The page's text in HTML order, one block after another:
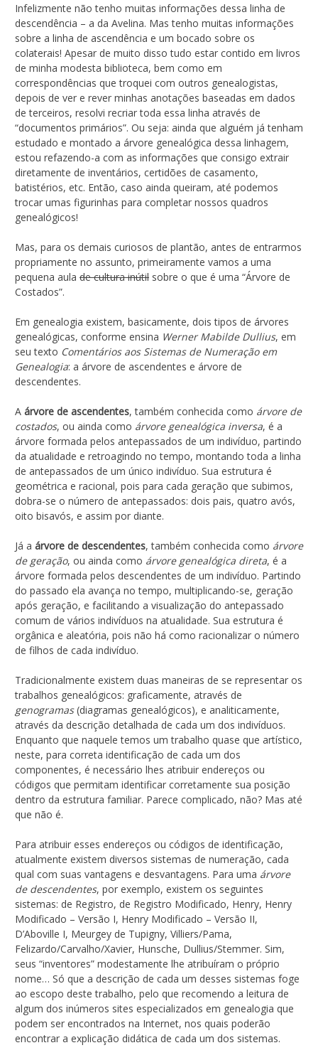
Infelizmente não tenho muitas informações dessa linha de
descendência – a da Avelina. Mas tenho muitas informações
sobre a linha de ascendência e um bocado sobre os
colaterais! Apesar de muito disso tudo estar contido em livros
de minha modesta biblioteca, bem como em
correspondências que troquei com outros genealogistas,
depois de ver e rever minhas anotações baseadas em dados
de terceiros, resolvi recriar toda essa linha através de
“documentos primários”. Ou seja: ainda que alguém já tenham
estudado e montado a árvore genealógica dessa linhagem,
estou refazendo-a com as informações que consigo extrair
diretamente de inventários, certidões de casamento,
batistérios, etc. Então, caso ainda queiram, até podemos
trocar umas figurinhas para completar nossos quadros
genealógicos!
Mas, para os demais curiosos de plantão, antes de entrarmos
propriamente no assunto, primeiramente vamos a uma
pequena aula de cultura inútil sobre o que é uma “Árvore de
Costados”.
Em genealogia existem, basicamente, dois tipos de árvores
genealógicas, conforme ensina Werner Mabilde Dullius, em
seu texto Comentários aos Sistemas de Numeração em
Genealogia: a árvore de ascendentes e árvore de
descendentes.
A árvore de ascendentes, também conhecida como árvore de
costados, ou ainda como árvore genealógica inversa, é a
árvore formada pelos antepassados de um indivíduo, partindo
da atualidade e retroagindo no tempo, montando toda a linha
de antepassados de um único indivíduo. Sua estrutura é
geométrica e racional, pois para cada geração que subimos,
dobra-se o número de antepassados: dois pais, quatro avós,
oito bisavós, e assim por diante.
Já a árvore de descendentes, também conhecida como árvore
de geração, ou ainda como árvore genealógica direta, é a
árvore formada pelos descendentes de um indivíduo. Partindo
do passado ela avança no tempo, multiplicando-se, geração
após geração, e facilitando a visualização do antepassado
comum de vários indivíduos na atualidade. Sua estrutura é
orgânica e aleatória, pois não há como racionalizar o número
de filhos de cada indivíduo.
Tradicionalmente existem duas maneiras de se representar os
trabalhos genealógicos: graficamente, através de
genogramas(diagramas genealógicos), e analiticamente,
através da descrição detalhada de cada um dos indivíduos.
Enquanto que naquele temos um trabalho quase que artístico,
neste, para correta identificação de cada um dos
componentes, é necessário lhes atribuir endereços ou
códigos que permitam identificar corretamente sua posição
dentro da estrutura familiar. Parece complicado, não? Mas até
que não é.
Para atribuir esses endereços ou códigos de identificação,
atualmente existem diversos sistemas de numeração, cada
qual com suas vantagens e desvantagens. Para uma árvore
de descendentes, por exemplo, existem os seguintes
sistemas: de Registro, de Registro Modificado, Henry, Henry
Modificado – Versão I, Henry Modificado – Versão II,
D’Aboville I, Meurgey de Tupigny, Villiers/Pama,
Felizardo/Carvalho/Xavier, Hunsche, Dullius/Stemmer. Sim,
seus “inventores” modestamente lhe atribuíram o próprio
nome… Só que a descrição de cada um desses sistemas foge
ao escopo deste trabalho, pelo que recomendo a leitura de
algum dos inúmeros sites especializados em genealogia que
podem ser encontrados na Internet, nos quais poderão
encontrar a explicação didática de cada um dos sistemas.